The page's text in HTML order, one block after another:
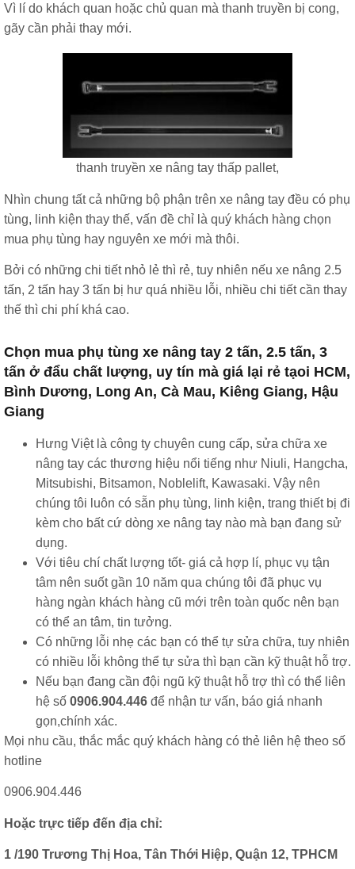
Vì lí do khách quan hoặc chủ quan mà thanh truyền bị cong,
gãy cần phải thay mới.
thanh truyền xe nâng tay thấp pallet,
Nhìn chung tất cả những bộ phận trên xe nâng tay đều có phụ
tùng, linh kiện thay thế, vấn đề chỉ là quý khách hàng chọn
mua phụ tùng hay nguyên xe mới mà thôi.
Bởi có những chi tiết nhỏ lẻ thì rẻ, tuy nhiên nếu xe nâng 2.5
tấn, 2 tấn hay 3 tấn bị hư quá nhiều lỗi, nhiều chi tiết cần thay
thế thì chi phí khá cao.
Chọn mua phụ tùng xe nâng tay 2 tấn, 2.5 tấn, 3
tấn ở đẩu chất lượng, uy tín mà giá lại rẻ tạoi HCM,
Bình Dương, Long An, Cà Mau, Kiêng Giang, Hậu
Giang
Hưng Việt là công ty chuyên cung cấp, sửa chữa xe
nâng tay các thương hiệu nổi tiếng như Niuli, Hangcha,
Mitsubishi, Bitsamon, Noblelift, Kawasaki. Vậy nên
chúng tôi luôn có sẵn phụ tùng, linh kiện, trang thiết bị đi
kèm cho bất cứ dòng xe nâng tay nào mà bạn đang sử
dụng.
Với tiêu chí chất lượng tốt- giá cả hợp lí, phục vụ tận
tâm nên suốt gần 10 năm qua chúng tôi đã phục vụ
hàng ngàn khách hàng cũ mới trên toàn quốc nên bạn
có thể an tâm, tin tưởng.
Có những lỗi nhẹ các bạn có thể tự sửa chữa, tuy nhiên
có nhiều lỗi không thể tự sửa thì bạn cần kỹ thuật hỗ trợ.
Nếu bạn đang cần đội ngũ kỹ thuật hỗ trợ thì có thể liên
hệ số 0906.904.446 để nhận tư vấn, báo giá nhanh
gọn,chính xác.
Mọi nhu cầu, thắc mắc quý khách hàng có thẻ liên hệ theo số
hotline
0906.904.446
Hoặc trực tiếp đến địa chỉ:
1 /190 Trương Thị Hoa, Tân Thới Hiệp, Quận 12, TPHCM